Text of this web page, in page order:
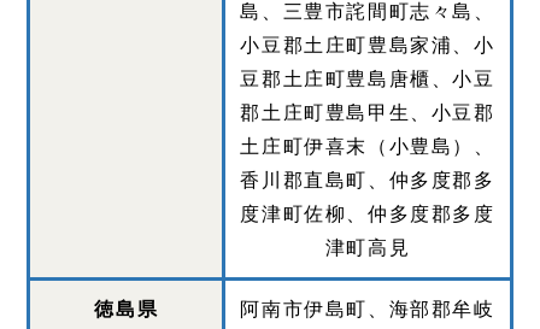
島、三豊市詫間町志々島、
小豆郡土庄町豊島家浦、小
豆郡土庄町豊島唐櫃、小豆
郡土庄町豊島甲生、小豆郡
土庄町伊喜末（小豊島）、
香川郡直島町、仲多度郡多
度津町佐柳、仲多度郡多度
津町高見
徳島県 阿南市伊島町、海部郡牟岐